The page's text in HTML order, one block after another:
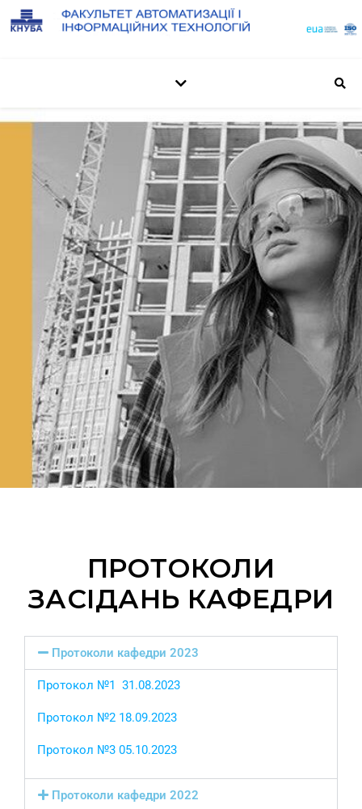
ПРОТОКОЛИ
ЗАСІДАНЬ КАФЕДРИ
Протоколи кафедри 2023
Протокол №1 31.08.2023
Протокол №2 18.09.2023
Протокол №3 05.10.2023
Протоколи кафедри 2022